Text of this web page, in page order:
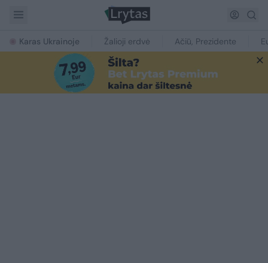
Karas Ukrainoje Žalioji erdvė Ačiū, Prezidente